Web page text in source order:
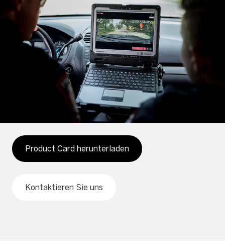
Product Card herunterladen
Kontaktieren Sie uns